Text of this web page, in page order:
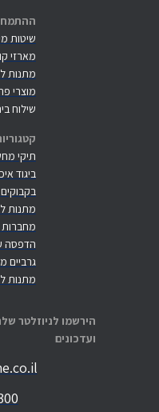
שיטות
מארזי
מתנות
מוצרי
שילוח
תיקי
ביגוד
מתנות
הדפסה
גרביים
מתנות
הירשמו לניוזלטר
ועדכונים